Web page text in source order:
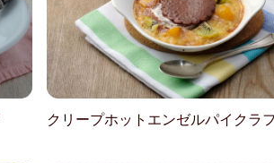
クリープホットエンゼルパイクラ